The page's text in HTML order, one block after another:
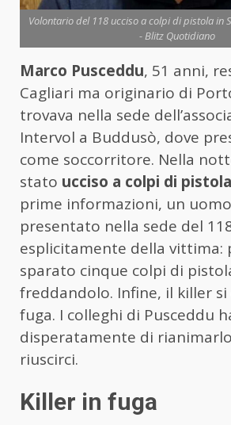
Volontario del 118 ucciso a colpi di pistola in
- Blitz Quotidiano
Marco Pusceddu, 51 anni,
Cagliari ma originario di
trovava nella sede
Intervol a Buddusò, dove
come soccorritore. Nella
stato ucciso a colpi di pistola
prime informazioni, un
presentato nella sede del
esplicitamente della vittima:
sparato cinque colpi di
freddandolo. Infine, il killer si
fuga. I colleghi di Pusceddu
disperatamente di
riuscirci.
Killer in fuga